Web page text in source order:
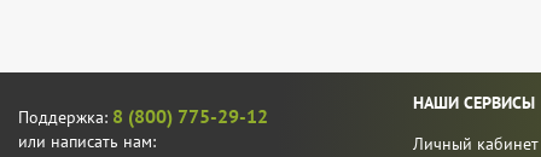
Поддержка: 8 (800) 775-29-12
или написать нам:
НАШИ СЕРВИСЫ
Личный кабинет